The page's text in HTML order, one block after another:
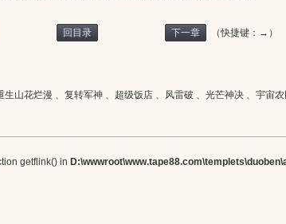
回目录 下一章 （快捷键：→）
生山花烂漫 、 复转军神、 超级饭店、 风雷破 、 光芒神决、 宇宙农
getflink() in